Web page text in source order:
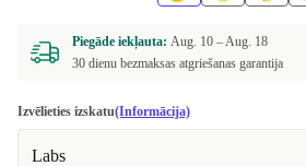
Piegāde iekļauta: Aug. 10 –Aug. 18
30 dienu bezmaksas atgriešanas garantija
Izvēlieties izskatu(Informācija)
Labs